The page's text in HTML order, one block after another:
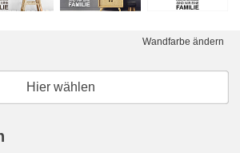
Wandfarbe ändern
Hier wählen